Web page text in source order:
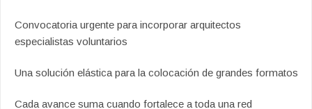
Convocatoria urgente para incorporar arquitectos
especialistas voluntarios
Una solución elástica para la colocación de grandes formatos
Cada avance suma cuando fortalece a toda una red